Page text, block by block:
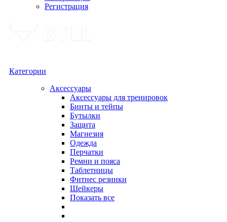
Регистрация
Категории
Аксессуары
Аксессуары для тренировок
Бинты и тейпы
Бутылки
Защита
Магнезия
Одежда
Перчатки
Ремни и пояса
Таблетницы
Фитнес резинки
Шейкеры
Показать все